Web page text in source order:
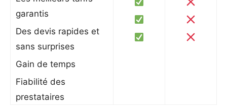
garantis
Des devis rapides et
sans surprises
Gain de temps
Fiabilité des
prestataires